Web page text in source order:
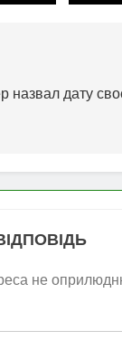
назвал дату
не